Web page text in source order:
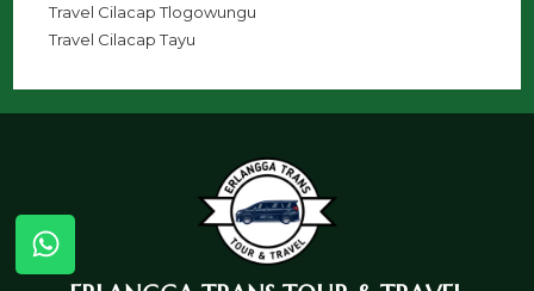
Travel Cilacap Tlogowungu
Travel Cilacap Tayu